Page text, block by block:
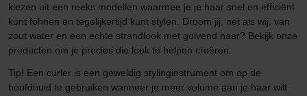
kiezen uit een reeks modellen waarmee je je haar snel en efficiënt
kunt föhnen en tegelijkertijd kunt stylen. Droom jij, net als wij, van
zout water en een echte strandlook met golvend haar? Bekijk onze
producten om je precies die look te helpen creëren.
Tip! Een curler is een geweldig stylinginstrument om op de
hoofdhuid te gebruiken wanneer je meer volume aan je haar wilt